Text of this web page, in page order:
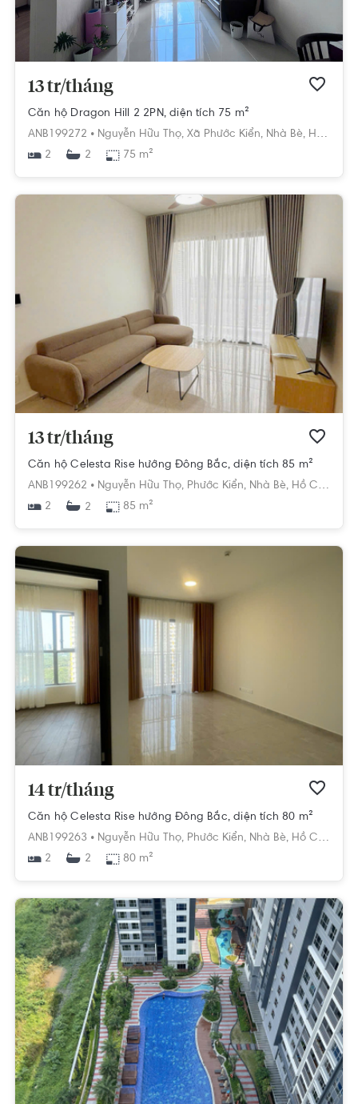
13 tr/tháng
Căn hộ Dragon Hill 2 2PN, diện tích 75 m²
ANB199272 • Nguyễn Hữu Thọ, Xã Phước Kiển, Nhà Bè, Hồ Chí Minh
2
2 75 m²
13 tr/tháng
Căn hộ Celesta Rise hướng Đông Bắc, diện tích 85 m²
ANB199262 • Nguyễn Hữu Thọ, Phước Kiển, Nhà Bè, Hồ Chí Minh
2
2 85 m²
14 tr/tháng
Căn hộ Celesta Rise hướng Đông Bắc, diện tích 80 m²
ANB199263 • Nguyễn Hữu Thọ, Phước Kiển, Nhà Bè, Hồ Chí Minh
2
2 80 m²